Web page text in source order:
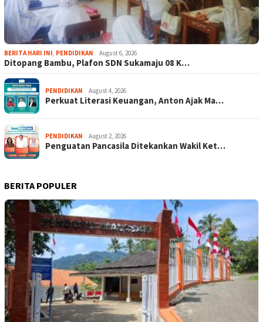
BERITA HARI INI PENDIDIKAN August 6, 2026
Ditopang Bambu, Plafon SDN Sukamaju 08 K…
PENDIDIKAN August 4, 2026
Perkuat Literasi Keuangan, Anton Ajak Ma…
PENDIDIKAN August 2, 2026
Penguatan Pancasila Ditekankan Wakil Ket…
BERITA POPULER